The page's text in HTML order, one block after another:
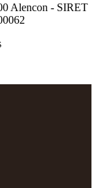
Alencon - SIRET